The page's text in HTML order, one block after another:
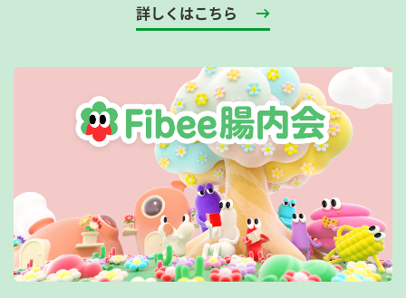
詳しくはこちら